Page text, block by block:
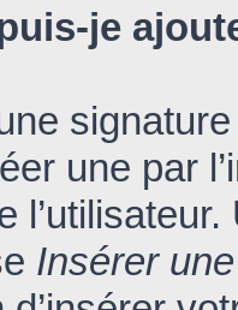
je
une par
Insérer